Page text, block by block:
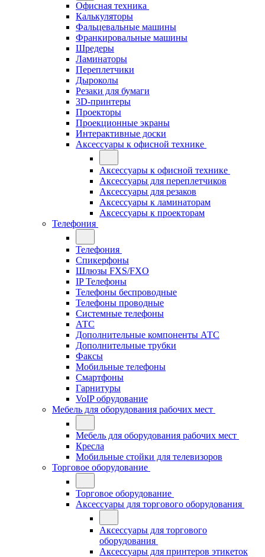
Офисная техника
Калькуляторы
Фальцевальные машины
Франкировальные машины
Шредеры
Ламинаторы
Переплетчики
Дыроколы
Резаки для бумаги
3D-принтеры
Проекторы
Проекционные экраны
Интерактивные доски
Аксессуары к офисной технике
Аксессуары к офисной технике
Аксессуары для переплетчиков
Аксессуары для резаков
Аксессуары к ламинаторам
Аксессуары к проекторам
Телефония
Телефония
Спикерфоны
Шлюзы FXS/FXO
IP Телефоны
Телефоны беспроводные
Телефоны проводные
Системные телефоны
АТС
Дополнительные компоненты АТС
Дополнительные трубки
Факсы
Мобильные телефоны
Смартфоны
Гарнитуры
VoIP обрудование
Мебель для оборудования рабочих мест
Мебель для оборудования рабочих мест
Кресла
Мобильные стойки для телевизоров
Торговое оборудование
Торговое оборудование
Аксессуары для торгового оборудования
Аксессуары для торгового
оборудования
Аксессуары для принтеров этикеток